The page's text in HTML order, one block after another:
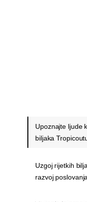
Upoznajte ljude
biljaka
Uzgoj rijetkih
razvoj poslovanja